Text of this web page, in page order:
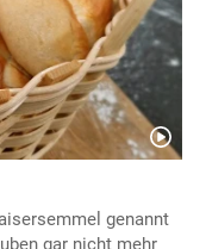
genannt
gar nicht mehr